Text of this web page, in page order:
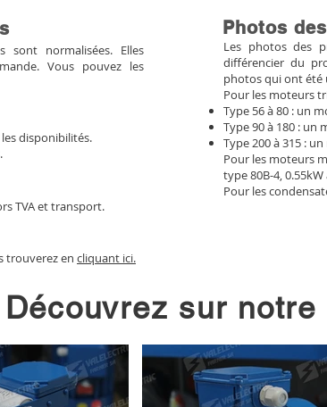
sont normalisées. Elles
Vous pouvez les
disponibilités.
TVA et transport.
trouverez en cliquant ici.
Photos
Les photos des
différencier du
photos qui ont été
Pour les moteurs
Type 56 à 80 : un
Type 90 à 180 : un
Type 200 à 315 :
Pour les moteurs
type 80B-4,
Pour les
Découvrez sur notre